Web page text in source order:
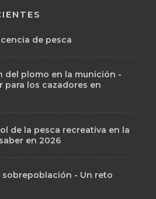
de pesca
del plomo en la munición -
para los cazadores en
de la pesca recreativa en la
en 2026
sobrepoblación - Un reto